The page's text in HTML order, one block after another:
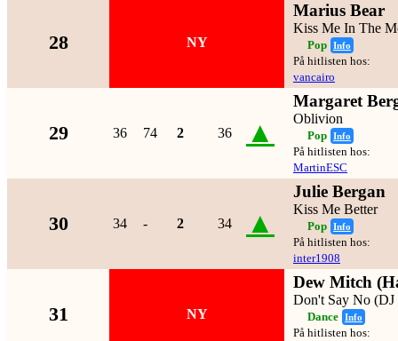
28 NY
Marius Bear
Kiss Me In The
Pop Info
På hitlisten hos:
vancairo
29 36 74 2 36 ▲
Margaret
Oblivion
Pop Info
På hitlisten hos:
MartinESC
30 34 - 2 34 ▲
Julie Bergan
Kiss Me Better
Pop Info
På hitlisten hos:
inter1908
31 NY
Dew Mitch
Don't Say No
Dance Info
På hitlisten hos: